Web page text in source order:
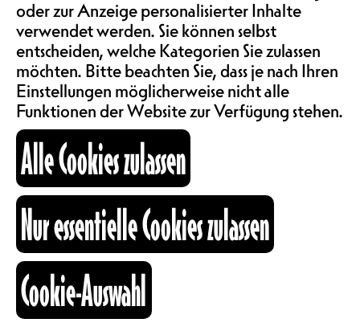
ABOS & TARIFE
INFORMATIONEN
KARTOGRAPHIE
SUCHE
Kulturraum
leckeren nordischem Buffet
erwartet euch : Hausgemachter
Graved Laxx (Lachs mit roten
Beeren), Blinis, Zebrabrot
(Petersilienbutter, Tomatenbutter),
Pumpernickel, Kräuterhüttenkäse,
Fischkrapfen, Aufschnitt, Skyr und
Granola, Mohnwaffel, Zimt- und
Kardamomrollen (Korvapuusti),
Seehechtmousse, Kümmelblättchen,
Krautsalat, Crisp Rolls und Eier.
Achtung, der Brunch ist sehr beliebt
und schnell ausgebucht ! Wir
empfehlen euch, im Voraus zu
reservieren : 026 322 57 72
oder zur Anzeige personalisierter Inhalte
verwendet werden. Sie können selbst
entscheiden, welche Kategorien Sie zulassen
möchten. Bitte beachten Sie, dass je nach Ihren
Einstellungen möglicherweise nicht alle
Funktionen der Website zur Verfügung stehen.
Alle Cookies zulassen
Nur essentielle Cookies zulassen
Cookie-Auswahl